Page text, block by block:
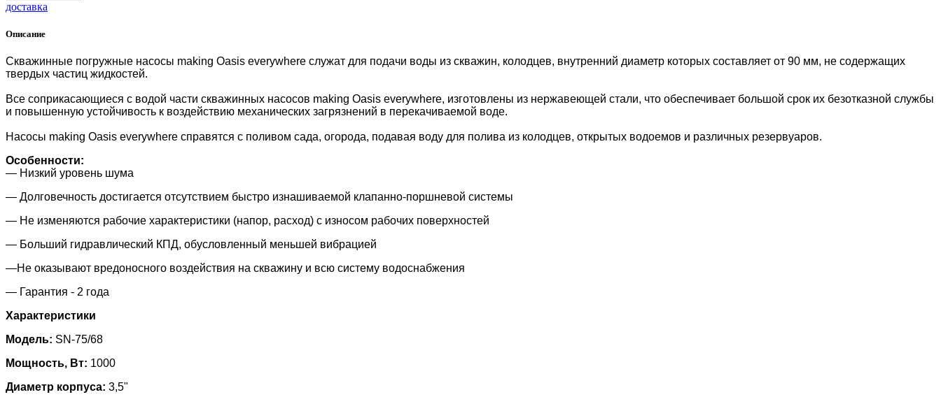
доставка
Описание
Скважинные погружные насосы making Oasis everywhere служат для подачи воды из скважин, колодцев, внутренний диаметр которых составляет от 90 мм, не содержащих
твердых частиц жидкостей.
Все соприкасающиеся с водой части скважинных насосов making Oasis everywhere, изготовлены из нержавеющей стали, что обеспечивает большой срок их безотказной службы
и повышенную устойчивость к воздействию механических загрязнений в перекачиваемой воде.
Насосы making Oasis everywhere справятся с поливом сада, огорода, подавая воду для полива из колодцев, открытых водоемов и различных резервуаров.
Особенности:
— Низкий уровень шума
— Долговечность достигается отсутствием быстро изнашиваемой клапанно-поршневой системы
— Не изменяются рабочие характеристики (напор, расход) с износом рабочих поверхностей
— Больший гидравлический КПД, обусловленный меньшей вибрацией
—Не оказывают вредоносного воздействия на скважину и всю систему водоснабжения
— Гарантия - 2 года
Характеристики
Модель: SN-75/68
Мощность, Вт: 1000
Диаметр корпуса: 3,5"